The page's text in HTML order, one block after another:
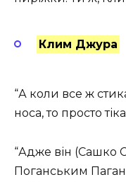
Клим Джура
“А коли все ж
носа, то просто
“Адже він
Поганським